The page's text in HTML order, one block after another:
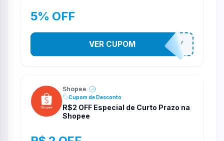
5% OFF
YESO274Y
VER CUPOM
Shopee
Cupom de Desconto
R$2 OFF Especial de Curto Prazo na
Shopee